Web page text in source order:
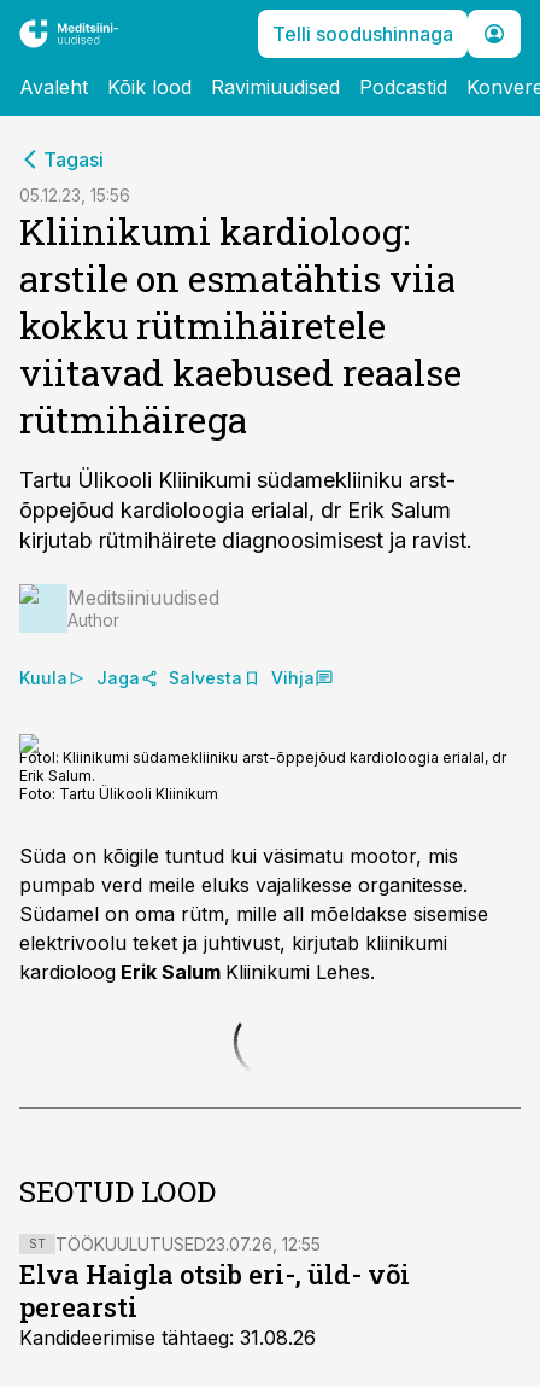
Telli soodushinnaga
Avaleht Kõik lood Ravimiuudised Podcastid
Tagasi
05.12.23, 15:56
Kliinikumi kardioloog:
arstile on esmatähtis viia
kokku rütmihäiretele
viitavad kaebused reaalse
rütmihäirega
Tartu Ülikooli Kliinikumi südamekliiniku arst-
õppejõud kardioloogia erialal, dr Erik Salum
kirjutab rütmihäirete diagnoosimisest ja ravist.
Meditsiiniuudised
Author
Kuula Jaga Salvesta Vihja
Fotol: Kliinikumi südamekliiniku arst-õppejõud kardioloogia erialal, dr
Erik Salum.
Foto: Tartu Ülikooli Kliinikum
Süda on kõigile tuntud kui väsimatu mootor, mis
pumpab verd meile eluks vajalikesse organitesse.
Südamel on oma rütm, mille all mõeldakse sisemise
elektrivoolu teket ja juhtivust, kirjutab kliinikumi
kardioloog Erik Salum Kliinikumi Lehes.
SEOTUD LOOD
ST TÖÖKUULUTUSED23.07.26, 12:55
Elva Haigla otsib eri-, üld- või
perearsti
Kandideerimise tähtaeg: 31.08.26